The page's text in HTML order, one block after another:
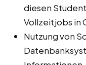
diesen
Vollzeitjobs in
Nutzung von